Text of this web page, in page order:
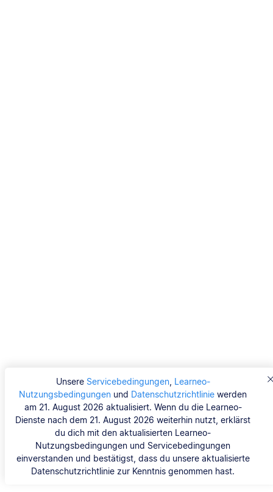
Unsere Servicebedingungen, Learneo-
Nutzungsbedingungen und Datenschutzrichtlinie werden
am 21. August 2026 aktualisiert. Wenn du die Learneo-
Dienste nach dem 21. August 2026 weiterhin nutzt, erklärst
du dich mit den aktualisierten Learneo-
Nutzungsbedingungen und Servicebedingungen
einverstanden und bestätigst, dass du unsere aktualisierte
Datenschutzrichtlinie zur Kenntnis genommen hast.